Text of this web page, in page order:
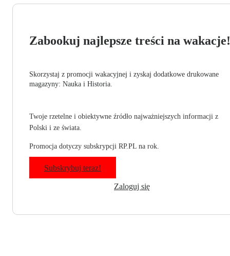
Zabookuj najlepsze treści na wakacje!
Skorzystaj z promocji wakacyjnej i zyskaj dodatkowe drukowane
magazyny: Nauka i Historia.
Twoje rzetelne i obiektywne źródło najważniejszych informacji z
Polski i ze świata.
Promocja dotyczy subskrypcji RP.PL na rok.
Subskrybuj teraz!
Zaloguj się